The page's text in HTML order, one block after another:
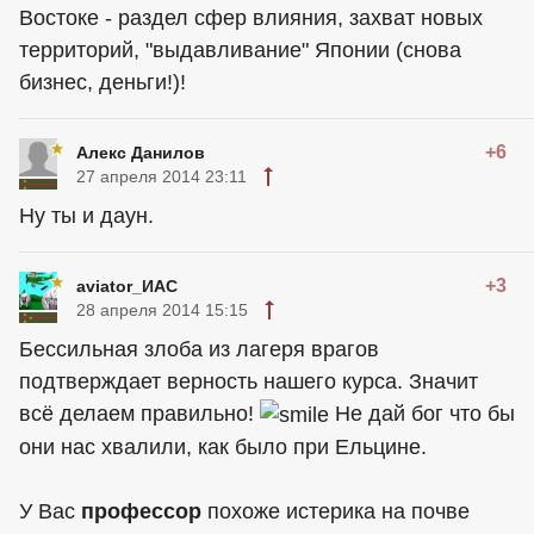
Востоке - раздел сфер влияния, захват новых
территорий, "выдавливание" Японии (снова
бизнес, деньги!)!
Алекс Данилов +6
27 апреля 2014 23:11
Ну ты и даун.
aviator_ИАС +3
28 апреля 2014 15:15
Бессильная злоба из лагеря врагов
подтверждает верность нашего курса. Значит
всё делаем правильно!
Не дай бог что бы
они нас хвалили, как было при Ельцине.
У Вас профессор похоже истерика на почве